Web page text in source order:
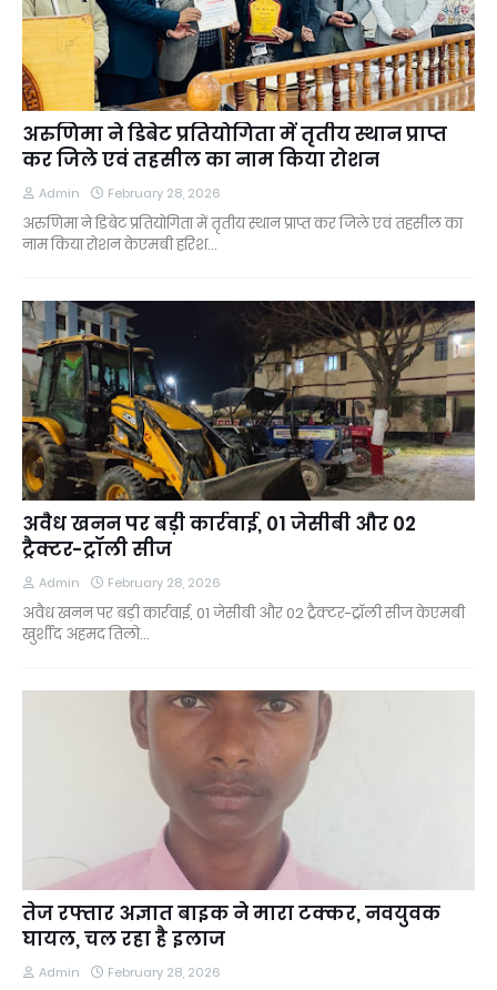
अरुणिमा ने डिबेट प्रतियोगिता में तृतीय स्थान प्राप्त
कर जिले एवं तहसील का नाम किया रोशन
Admin February 28, 2026
अरुणिमा ने डिबेट प्रतियोगिता में तृतीय स्थान प्राप्त कर जिले एवं तहसील का
नाम किया रोशन केएमबी हरिश…
अवैध खनन पर बड़ी कार्रवाई, 01 जेसीबी और 02
ट्रैक्टर-ट्रॉली सीज
Admin February 28, 2026
अवैध खनन पर बड़ी कार्रवाई, 01 जेसीबी और 02 ट्रैक्टर-ट्रॉली सीज केएमबी
खुर्शीद अहमद तिलो…
तेज रफ्तार अज्ञात बाइक ने मारा टक्कर, नवयुवक
घायल, चल रहा है इलाज
Admin February 28, 2026